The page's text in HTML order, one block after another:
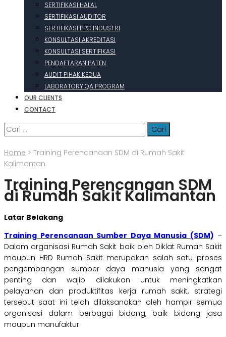
SERTIFIKASI HALAL
SERTIFIKASI AUDITOR
SERTIFIKASI PPC INDUSTRI
KONSULTASI AKREDITASI
KONSULTASI SERTIFIKASI
PENDAFTARAN PATEN
AUDIT PIHAK KEDUA
LABORATORY QA PROGRAM
OUR CLIENTS
CONTACT
Cari
untuk:
Home > Training Perencanaan SDM di Rumah Sakit
Kalimantan
Training Perencanaan SDM
di Rumah Sakit Kalimantan
Latar Belakang
Training Perencanaan Sumber Daya Manusia (SDM) –
Dalam organisasi Rumah Sakit baik oleh Diklat Rumah Sakit
maupun HRD Rumah Sakit merupakan salah satu proses
pengembangan sumber daya manusia yang sangat
penting dan wajib dilakukan untuk meningkatkan
pelayanan dan produktifitas kerja rumah sakit, strategi
tersebut saat ini telah dilaksanakan oleh hampir semua
organisasi dalam berbagai bidang, baik bidang jasa
maupun manufaktur.